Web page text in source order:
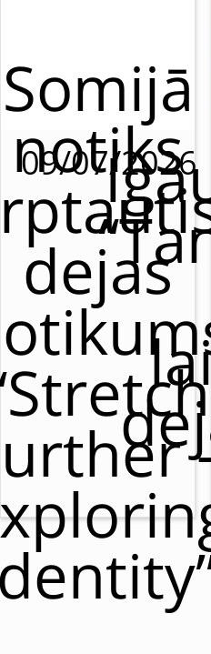
09/07/2026
Somijā
notiks
dejas